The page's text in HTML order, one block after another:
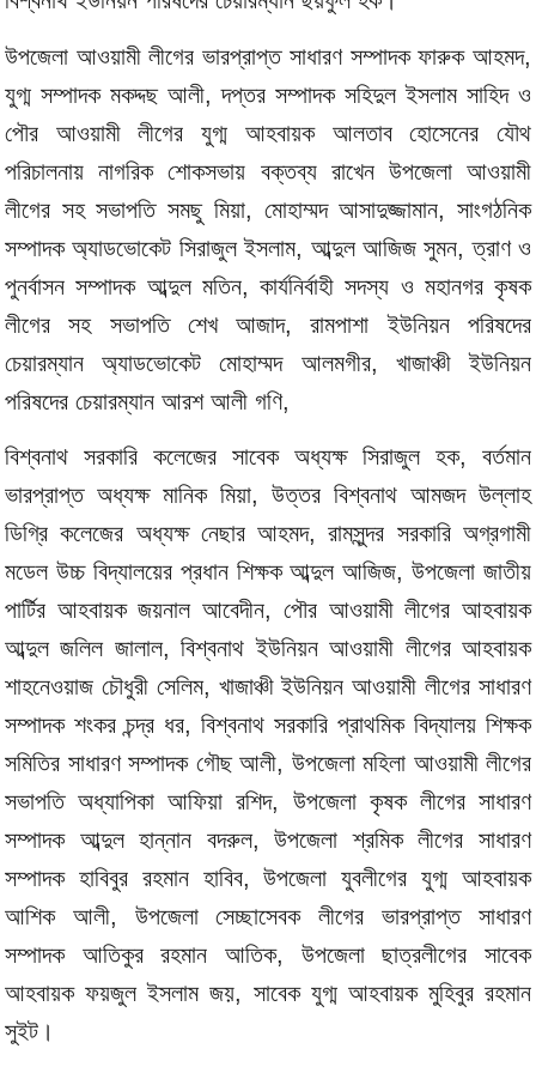
উপজেলা আওয়ামী লীগের ভারপ্রাপ্ত সাধারণ সম্পাদক ফারুক আহমদ,
যুগ্ম সম্পাদক মকদ্দছ আলী, দপ্তর সম্পাদক সহিদুল ইসলাম সাহিদ ও
পৌর আওয়ামী লীগের যুগ্ম আহবায়ক আলতাব হোসেনের যৌথ
পরিচালনায় নাগরিক শোকসভায় বক্তব্য রাখেন উপজেলা আওয়ামী
লীগের সহ সভাপতি সমছু মিয়া, মোহাম্মদ আসাদুজ্জামান, সাংগঠনিক
সম্পাদক অ্যাডভোকেট সিরাজুল ইসলাম, আব্দুল আজিজ সুমন, ত্রাণ ও
পুনর্বাসন সম্পাদক আব্দুল মতিন, কার্যনির্বাহী সদস্য ও মহানগর কৃষক
লীগের সহ সভাপতি শেখ আজাদ, রামপাশা ইউনিয়ন পরিষদের
চেয়ারম্যান অ্যাডভোকেট মোহাম্মদ আলমগীর, খাজাঞ্চী ইউনিয়ন
পরিষদের চেয়ারম্যান আরশ আলী গণি,
বিশ্বনাথ সরকারি কলেজের সাবেক অধ্যক্ষ সিরাজুল হক, বর্তমান
ভারপ্রাপ্ত অধ্যক্ষ মানিক মিয়া, উত্তর বিশ্বনাথ আমজদ উল্লাহ
ডিগ্রি কলেজের অধ্যক্ষ নেছার আহমদ, রামসুন্দর সরকারি অগ্রগামী
মডেল উচ্চ বিদ্যালয়ের প্রধান শিক্ষক আব্দুল আজিজ, উপজেলা জাতীয়
পার্টির আহবায়ক জয়নাল আবেদীন, পৌর আওয়ামী লীগের আহবায়ক
আব্দুল জলিল জালাল, বিশ্বনাথ ইউনিয়ন আওয়ামী লীগের আহবায়ক
শাহনেওয়াজ চৌধুরী সেলিম, খাজাঞ্চী ইউনিয়ন আওয়ামী লীগের সাধারণ
সম্পাদক শংকর চন্দ্র ধর, বিশ্বনাথ সরকারি প্রাথমিক বিদ্যালয় শিক্ষক
সমিতির সাধারণ সম্পাদক গৌছ আলী, উপজেলা মহিলা আওয়ামী লীগের
সভাপতি অধ্যাপিকা আফিয়া রশিদ, উপজেলা কৃষক লীগের সাধারণ
সম্পাদক আব্দুল হান্নান বদরুল, উপজেলা শ্রমিক লীগের সাধারণ
সম্পাদক হাবিবুর রহমান হাবিব, উপজেলা যুবলীগের যুগ্ম আহবায়ক
আশিক আলী, উপজেলা সেচ্ছাসেবক লীগের ভারপ্রাপ্ত সাধারণ
সম্পাদক আতিকুর রহমান আতিক, উপজেলা ছাত্রলীগের সাবেক
আহবায়ক ফয়জুল ইসলাম জয়, সাবেক যুগ্ম আহবায়ক মুহিবুর রহমান
সুইট।